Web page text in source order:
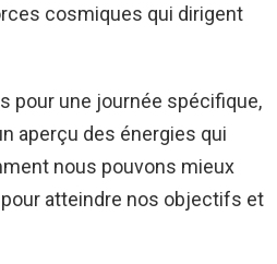
cosmiques qui dirigent
pour une journée spécifique,
aperçu des énergies qui
nous pouvons mieux
atteindre nos objectifs et